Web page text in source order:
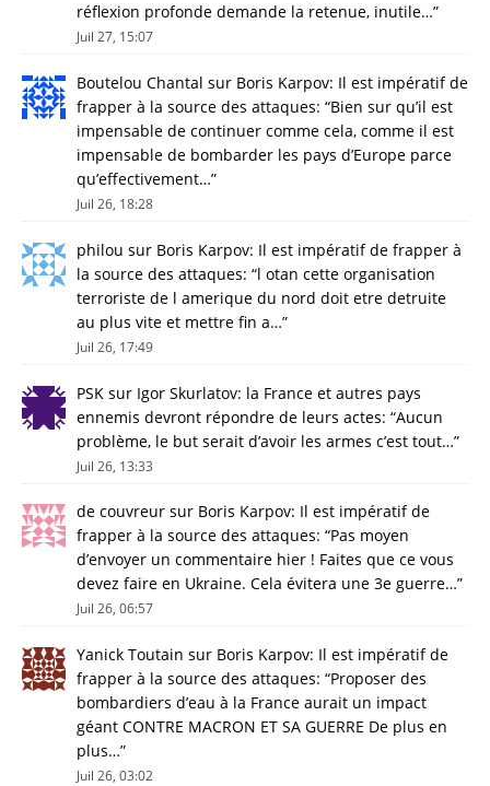
réflexion profonde demande la retenue, inutile…”
Juil 27, 15:07
Boutelou Chantal sur Boris Karpov: Il est impératif de
frapper à la source des attaques: “Bien sur qu’il est
impensable de continuer comme cela, comme il est
impensable de bombarder les pays d’Europe parce
qu’effectivement…”
Juil 26, 18:28
philou sur Boris Karpov: Il est impératif de frapper à
la source des attaques: “l otan cette organisation
terroriste de l amerique du nord doit etre detruite
au plus vite et mettre fin a…”
Juil 26, 17:49
PSK sur Igor Skurlatov: la France et autres pays
ennemis devront répondre de leurs actes: “Aucun
problème, le but serait d’avoir les armes c’est tout…”
Juil 26, 13:33
de couvreur sur Boris Karpov: Il est impératif de
frapper à la source des attaques: “Pas moyen
d’envoyer un commentaire hier ! Faites que ce vous
devez faire en Ukraine. Cela évitera une 3e guerre…”
Juil 26, 06:57
Yanick Toutain sur Boris Karpov: Il est impératif de
frapper à la source des attaques: “Proposer des
bombardiers d’eau à la France aurait un impact
géant CONTRE MACRON ET SA GUERRE De plus en
plus…”
Juil 26, 03:02